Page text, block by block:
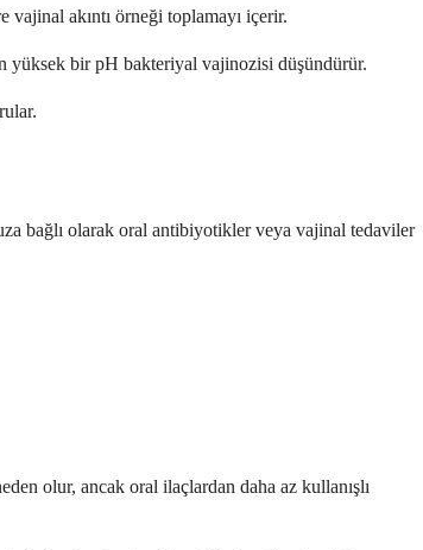
akıntı örneği toplamayı içerir.
yüksek bir pH bakteriyal vajinozisi düşündürür.
bağlı olarak oral antibiyotikler veya vajinal tedaviler
olur, ancak oral ilaçlardan daha az kullanışlı